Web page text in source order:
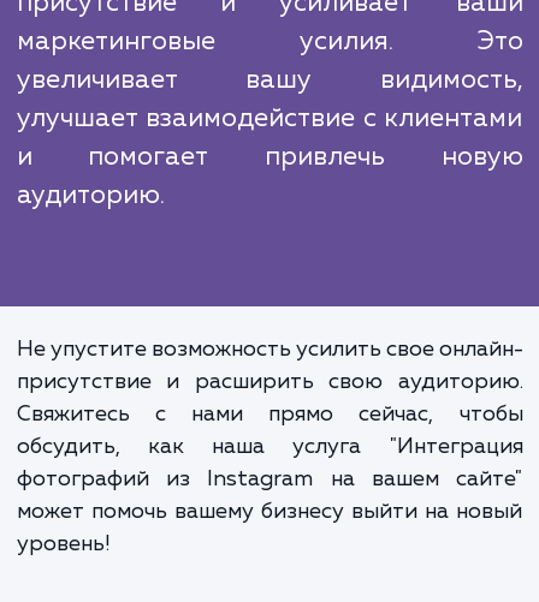
которые могут влиять на
интеграции, и используем этот опыт
обеспечения наилучших результатов для
клиентов.
функция, это стратегический
который укрепляет вашу
присутствие и усиливает
маркетинговые усилия.
увеличивает вашу